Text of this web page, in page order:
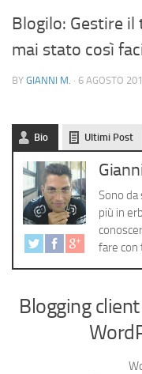
Cellulari
Gadget
Recensioni
Privacy
Cerca
Blogilo: Gestire
mai stato così
BY GIANNI M. · 6 AGOSTO
Bio Ultimi Post
Sono
più in
fare con
Blogging